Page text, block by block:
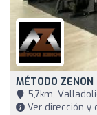
MÉTODO ZENON
5,7km,
Ver dirección y